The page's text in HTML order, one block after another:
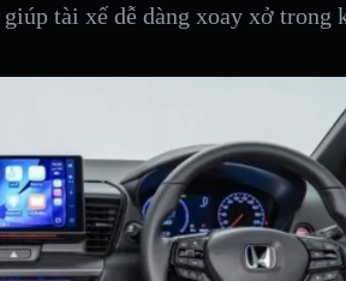
giúp tài xế dễ dàng xoay xở trong